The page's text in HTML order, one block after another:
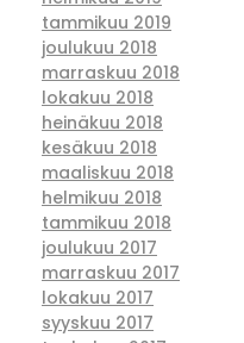
tammikuu 2019
joulukuu 2018
marraskuu 2018
lokakuu 2018
heinäkuu 2018
kesäkuu 2018
maaliskuu 2018
helmikuu 2018
tammikuu 2018
joulukuu 2017
marraskuu 2017
lokakuu 2017
syyskuu 2017